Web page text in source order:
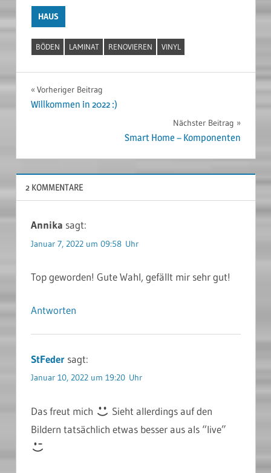
HAUS
BÖDEN LAMINAT RENOVIEREN VINYL
Beitragsnavigation
Vorheriger Beitrag
Willkommen in 2022 :)
Nächster Beitrag
Smart Home – Komponenten
2 KOMMENTARE
Annika sagt:
Januar 7, 2022 um 09:58 Uhr
Top geworden! Gute Wahl, gefällt mir sehr gut!
Antworten
StFeder sagt:
Januar 10, 2022 um 19:20 Uhr
Das freut mich
Sieht allerdings auf den
Bildern tatsächlich etwas besser aus als “live”